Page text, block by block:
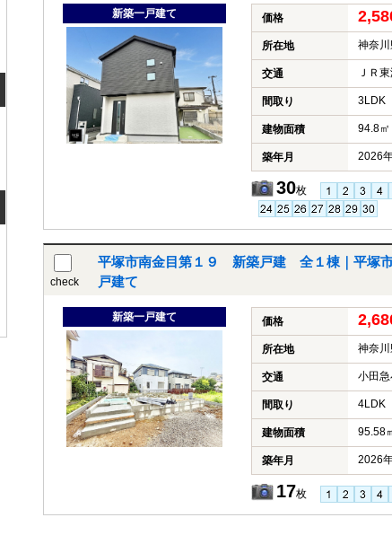
新築一戸建て 価格
所在地 神奈川
交通 ＪＲ
間取り 3LDK
建物面積 94.8㎡
築年月 2026
30枚
check
平塚市南金目第１９ 新築戸建 全１棟｜平塚
戸建て
新築一戸建て 価格
所在地 神奈川
交通 小田
間取り 4LDK
建物面積 95.58
築年月 2026
17枚